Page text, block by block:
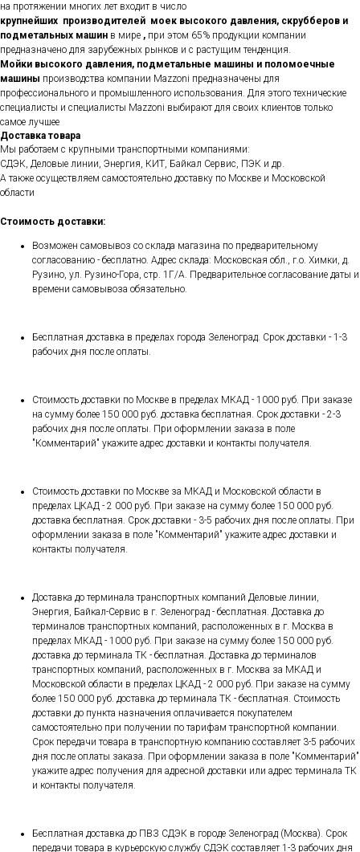
на протяжении многих лет входит в число
крупнейших производителей моек высокого давления, скрубберов и
подметальных машин в мире , при этом 65% продукции компании
предназначено для зарубежных рынков и с растущим тенденция.
Мойки высокого давления, подметальные машины и поломоечные
машины производства компании Mazzoni предназначены для
профессионального и промышленного использования. Для этого технические
специалисты и специалисты Mazzoni выбирают для своих клиентов только
самое лучшее
Доставка товара
Мы работаем с крупными транспортными компаниями:
СДЭК, Деловые линии, Энергия, КИТ, Байкал Сервис, ПЭК и др.
А также осуществляем самостоятельно доставку по Москве и Московской
области
Стоимость доставки:
Возможен самовывоз со склада магазина по предварительному
согласованию - бесплатно. Адрес склада: Московская обл., г.о. Химки, д.
Рузино, ул. Рузино-Гора, стр. 1Г/А. Предварительное согласование даты и
времени самовывоза обязательно.
Бесплатная доставка в пределах города Зеленоград. Срок доставки - 1-3
рабочих дня после оплаты.
Стоимость доставки по Москве в пределах МКАД - 1000 руб. При заказе
на сумму более 150 000 руб. доставка бесплатная. Срок доставки - 2-3
рабочих дня после оплаты. При оформлении заказа в поле
"Комментарий" укажите адрес доставки и контакты получателя.
Стоимость доставки по Москве за МКАД и Московской области в
пределах ЦКАД - 2 000 руб. При заказе на сумму более 150 000 руб.
доставка бесплатная. Срок доставки - 3-5 рабочих дня после оплаты. При
оформлении заказа в поле "Комментарий" укажите адрес доставки и
контакты получателя.
Доставка до терминала транспортных компаний Деловые линии,
Энергия, Байкал-Сервис в г. Зеленоград - бесплатная. Доставка до
терминалов транспортных компаний, расположенных в г. Москва в
пределах МКАД - 1000 руб. При заказе на сумму более 150 000 руб.
доставка до терминала ТК - бесплатная. Доставка до терминалов
транспортных компаний, расположенных в г. Москва за МКАД и
Московской области в пределах ЦКАД - 2 000 руб. При заказе на сумму
более 150 000 руб. доставка до терминала ТК - бесплатная. Стоимость
доставки до пункта назначения оплачивается покупателем
самостоятельно при получении по тарифам транспортной компании.
Срок передачи товара в транспортную компанию составляет 3-5 рабочих
дня после оплаты заказа. При оформлении заказа в поле "Комментарий"
укажите адрес получения для адресной доставки или адрес терминала ТК
и контакты получателя.
Бесплатная доставка до ПВЗ СДЭК в городе Зеленоград (Москва). Срок
передачи товара в курьерскую службу СДЭК составляет 1-3 рабочих дня